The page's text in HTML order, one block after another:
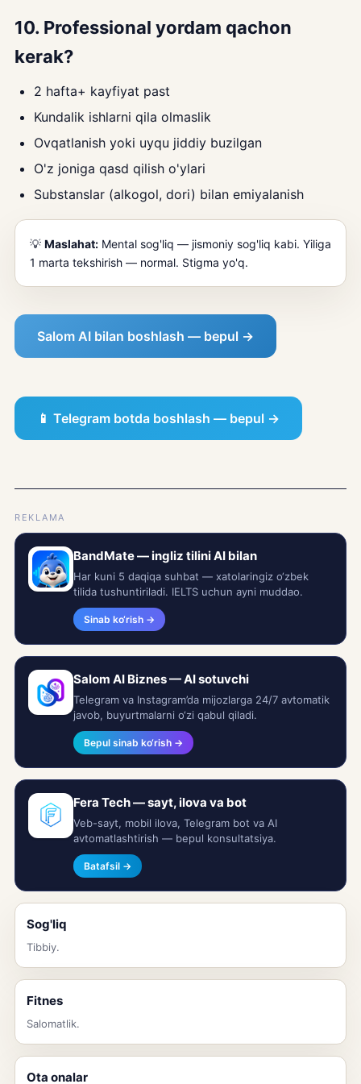
10. Professional yordam qachon
kerak?
2 hafta+ kayfiyat past
Kundalik ishlarni qila olmaslik
Ovqatlanish yoki uyqu jiddiy buzilgan
O'z joniga qasd qilish o'ylari
Substanslar (alkogol, dori) bilan emiyalanish
💡 Maslahat: Mental sog'liq — jismoniy sog'liq kabi. Yiliga
1 marta tekshirish — normal. Stigma yo'q.
Salom AI bilan boshlash — bepul →
📱 Telegram botda boshlash — bepul →
REKLAMA
BandMate — ingliz tilini AI bilan
Har kuni 5 daqiqa suhbat — xatolaringiz o‘zbek
tilida tushuntiriladi. IELTS uchun ayni muddao.
Sinab ko‘rish →
Salom AI Biznes — AI sotuvchi
Telegram va Instagram’da mijozlarga 24/7 avtomatik
javob, buyurtmalarni o‘zi qabul qiladi.
Bepul sinab ko‘rish →
Fera Tech — sayt, ilova va bot
Veb-sayt, mobil ilova, Telegram bot va AI
avtomatlashtirish — bepul konsultatsiya.
Batafsil →
Sog'liq
Tibbiy.
Fitnes
Salomatlik.
Ota onalar